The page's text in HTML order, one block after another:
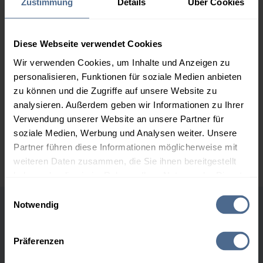
Diese Webseite verwendet Cookies
Wir verwenden Cookies, um Inhalte und Anzeigen zu
personalisieren, Funktionen für soziale Medien anbieten
zu können und die Zugriffe auf unsere Website zu
analysieren. Außerdem geben wir Informationen zu Ihrer
Verwendung unserer Website an unsere Partner für
soziale Medien, Werbung und Analysen weiter. Unsere
Partner führen diese Informationen möglicherweise mit
weiteren Daten zusammen, die Sie ihnen bereitgestellt
Notwendig
Präferenzen
155,64 €
3.000 Liter
153,85 €
153,85 €
0,00 €
5.000 Liter
152,41 €
152,41 €
0,00 €
Preise für Heizöl in Standardqualität nach Ö-Norm C 1109 in € / 100
Liter inkl. MwSt. und Lieferung bei einer Lieferstelle.
Höchst- und Tiefststände der
Heizölpreise in Loibichl